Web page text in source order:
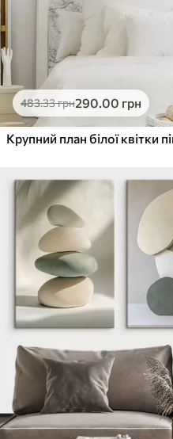
483.33грн290.00 грн